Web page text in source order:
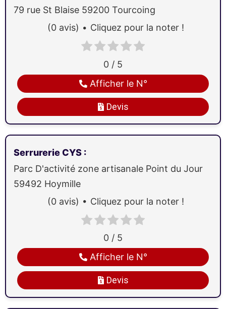
79 rue St Blaise 59200 Tourcoing
Devis
Afficher le N°
0 / 5
(0 avis) Cliquez pour la noter !
Serrurerie CYS :
Parc D'activité zone artisanale Point du Jour
59492 Hoymille
Devis
Afficher le N°
0 / 5
(0 avis) Cliquez pour la noter !